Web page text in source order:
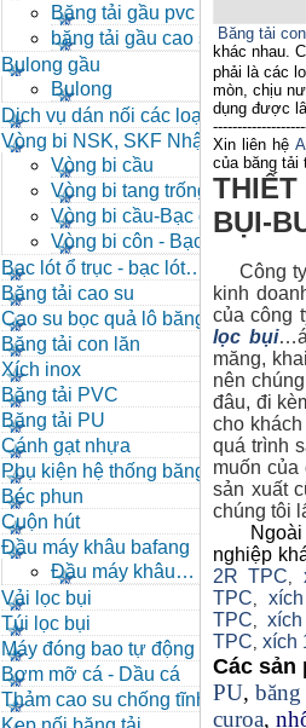
Băng tải gầu pvc
băng tải gầu cao su
Bulong gầu
Bulong
Dịch vụ dán nối các loại
băng tải
Vòng bi NSK, SKF Nhật
Vòng bi cầu
Vòng bi tang trống tự
lựa
Vòng bi cầu-Bạc đạn
cầu
Vòng bi côn - Bạc
đạn côn
Bạc lót ổ trục - bạc lót
nhông
Băng tải cao su
Cao su bọc quả lô băng tải
Băng tải con lăn
Xích inox
Băng tải PVC
Băng tải PU
Cánh gạt nhựa
Phụ kiện hệ thống băng tải
Béc phun
Cuộn hút
Đầu máy khâu bafang
Đầu máy khâu
Bafang
Vải lọc bụi
Túi lọc bụi
Máy đóng bao tự động
Bơm mỡ cá - Dầu cá
Thảm cao su chống tĩnh
điện
Băng tải
khác nhau.
phải là các
mòn, chịu
dụng được
Xin liên hệ
của băng tải
BỤI-
Công ty
kinh
của công
lọc bụi
măng,
nên
đâu, đi
cho
quá trình
muốn
sản xuất
chúng tôi
nghiệp
2R TPC,
TPC,
TPC,
TPC, xích
Các sản
PU, băng
curoa,